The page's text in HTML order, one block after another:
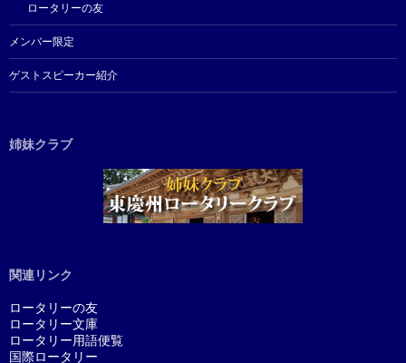
ロータリーの友
メンバー限定
ゲストスピーカー紹介
姉妹クラブ
関連リンク
ロータリーの友
ロータリー文庫
ロータリー用語便覧
国際ロータリー